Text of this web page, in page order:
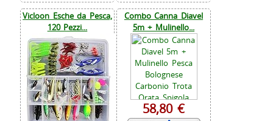
Vicloon Esche da Pesca,
120 Pezzi...
Combo Canna Diavel
5m + Mulinello...
58,80 €